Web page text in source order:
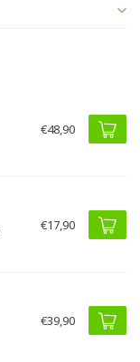
€48,90
€17,90
€39,90